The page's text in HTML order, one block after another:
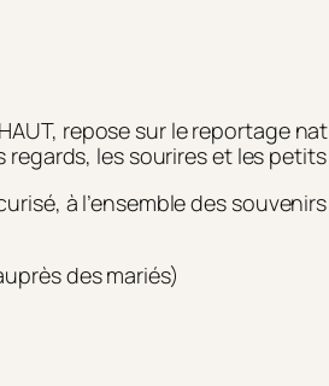
repose sur le
les sourires et les
à l’ensemble des
des mariés)